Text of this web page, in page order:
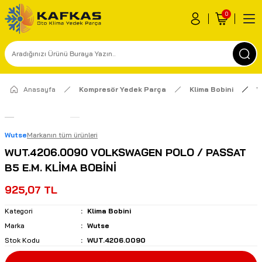
0
Anasayfa Kompresör Yedek Parça Klima Bobini
WutseMarkanın tüm ürünleri
WUT.4206.0090 VOLKSWAGEN POLO / PASSAT
B5 E.M. KLİMA BOBİNİ
925,07 TL
Kategori
Klima Bobini
Marka
Wutse
Stok Kodu
WUT.4206.0090